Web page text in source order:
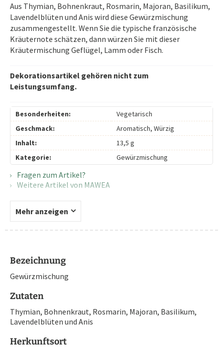
Aus Thymian, Bohnenkraut, Rosmarin, Majoran, Basilikum,
Lavendelblüten und Anis wird diese Gewürzmischung
zusammengestellt. Wenn Sie die typische französische
Kräuternote schätzen, dann würzen Sie mit dieser
Kräutermischung Geflügel, Lamm oder Fisch.
Dekorationsartikel gehören nicht zum
Leistungsumfang.
Besonderheiten:
Vegetarisch
Geschmack:
Aromatisch, Würzig
Inhalt:
13,5 g
Kategorie:
Gewürzmischung
Fragen zum Artikel?
Weitere Artikel von MAWEA
Mehr anzeigen
Bezeichnung
Gewürzmischung
Zutaten
Thymian, Bohnenkraut, Rosmarin, Majoran, Basilikum,
Lavendelblüten und Anis
Herkunftsort